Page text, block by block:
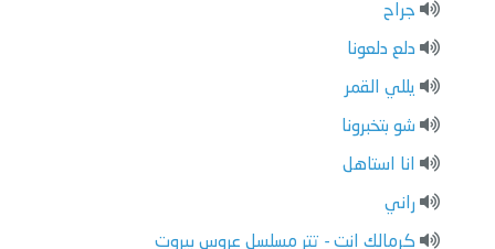
جراح
دلع دلعونا
يللي القمر
شو بتخبرونا
انا استاهل
راني
كرمالك انت - تتر مسلسل عروس بيروت